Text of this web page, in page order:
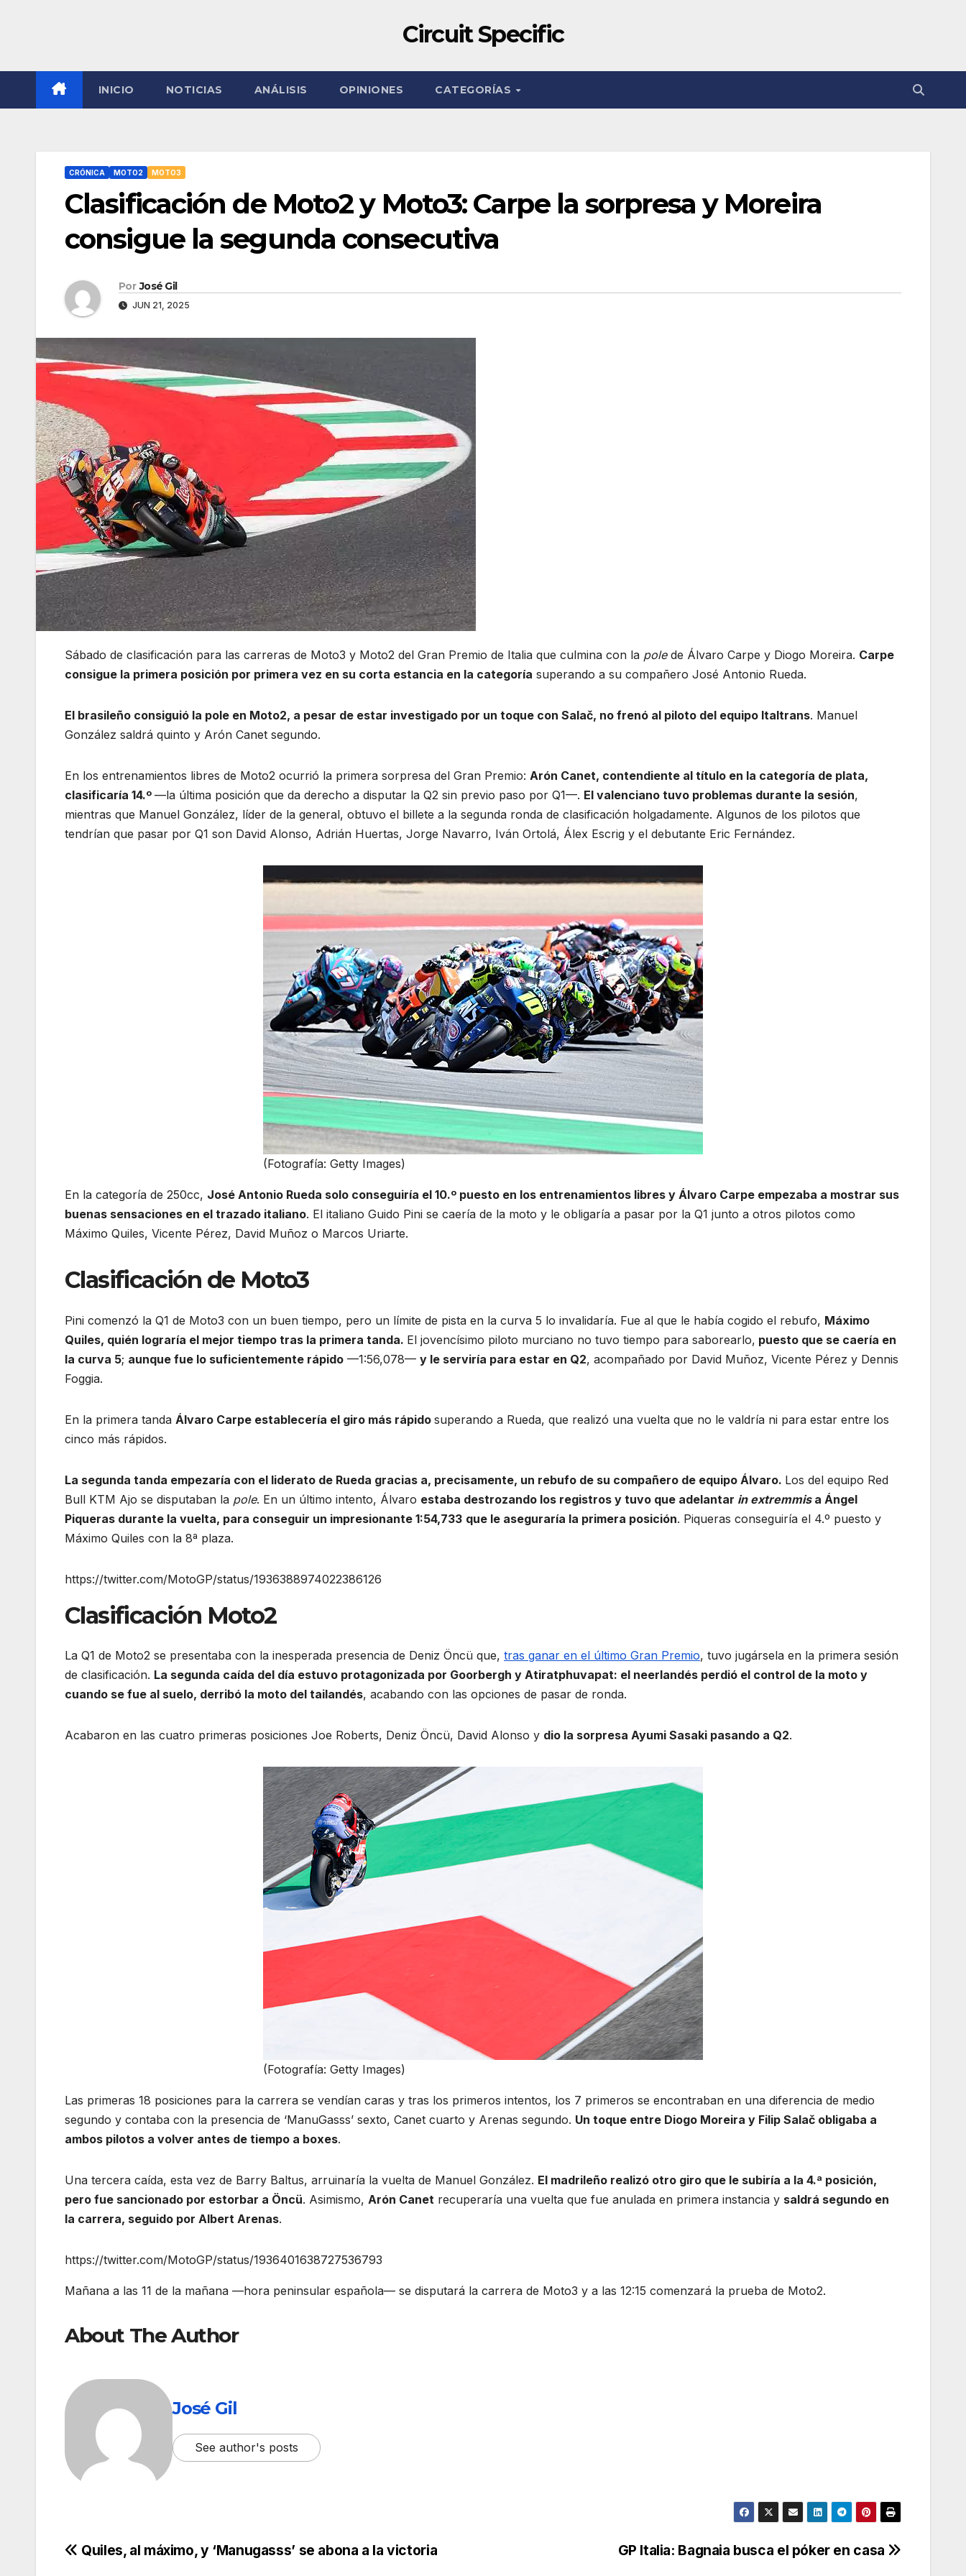
Circuit Specific
INICIO NOTICIAS ANÁLISIS OPINIONES CATEGORÍAS
CRÓNICA MOTO2 MOTO3
Clasificación de Moto2 y Moto3: Carpe la sorpresa y Moreira
consigue la segunda consecutiva
Por José Gil
JUN 21, 2025
Sábado de clasificación para las carreras de Moto3 y Moto2 del Gran Premio de Italia que culmina con la polede Álvaro Carpe y Diogo Moreira. Carpe
consigue la primera posición por primera vez en su corta estancia en la categoría superando a su compañero José Antonio Rueda.
El brasileño consiguió la pole en Moto2, a pesar de estar investigado por un toque con Salač, no frenó al piloto del equipo Italtrans. Manuel
González saldrá quinto y Arón Canet segundo.
En los entrenamientos libres de Moto2 ocurrió la primera sorpresa del Gran Premio: Arón Canet, contendiente al título en la categoría de plata,
clasificaría 14.º —la última posición que da derecho a disputar la Q2 sin previo paso por Q1—. El valenciano tuvo problemas durante la sesión,
mientras que Manuel González, líder de la general, obtuvo el billete a la segunda ronda de clasificación holgadamente. Algunos de los pilotos que
tendrían que pasar por Q1 son David Alonso, Adrián Huertas, Jorge Navarro, Iván Ortolá, Álex Escrig y el debutante Eric Fernández.
(Fotografía: Getty Images)
En la categoría de 250cc, José Antonio Rueda solo conseguiría el 10.º puesto en los entrenamientos libres y Álvaro Carpe empezaba a mostrar sus
buenas sensaciones en el trazado italiano. El italiano Guido Pini se caería de la moto y le obligaría a pasar por la Q1 junto a otros pilotos como
Máximo Quiles, Vicente Pérez, David Muñoz o Marcos Uriarte.
Clasificación de Moto3
Pini comenzó la Q1 de Moto3 con un buen tiempo, pero un límite de pista en la curva 5 lo invalidaría. Fue al que le había cogido el rebufo, Máximo
Quiles, quién lograría el mejor tiempo tras la primera tanda. El jovencísimo piloto murciano no tuvo tiempo para saborearlo, puesto que se caería en
la curva 5; aunque fue lo suficientemente rápido —1:56,078— y le serviría para estar en Q2, acompañado por David Muñoz, Vicente Pérez y Dennis
Foggia.
En la primera tanda Álvaro Carpe establecería el giro más rápido superando a Rueda, que realizó una vuelta que no le valdría ni para estar entre los
cinco más rápidos.
La segunda tanda empezaría con el liderato de Rueda gracias a, precisamente, un rebufo de su compañero de equipo Álvaro. Los del equipo Red
Bull KTM Ajo se disputaban la pole. En un último intento, Álvaro estaba destrozando los registros y tuvo que adelantar in extremmisa Ángel
Piqueras durante la vuelta, para conseguir un impresionante 1:54,733 que le aseguraría la primera posición. Piqueras conseguiría el 4.º puesto y
Máximo Quiles con la 8ª plaza.
https://twitter.com/MotoGP/status/1936388974022386126
Clasificación Moto2
La Q1 de Moto2 se presentaba con la inesperada presencia de Deniz Öncü que, tras ganar en el último Gran Premio, tuvo jugársela en la primera sesión
de clasificación. La segunda caída del día estuvo protagonizada por Goorbergh y Atiratphuvapat: el neerlandés perdió el control de la moto y
cuando se fue al suelo, derribó la moto del tailandés, acabando con las opciones de pasar de ronda.
Acabaron en las cuatro primeras posiciones Joe Roberts, Deniz Öncü, David Alonso y dio la sorpresa Ayumi Sasaki pasando a Q2.
(Fotografía: Getty Images)
Las primeras 18 posiciones para la carrera se vendían caras y tras los primeros intentos, los 7 primeros se encontraban en una diferencia de medio
segundo y contaba con la presencia de ‘ManuGasss’ sexto, Canet cuarto y Arenas segundo. Un toque entre Diogo Moreira y Filip Salač obligaba a
ambos pilotos a volver antes de tiempo a boxes.
Una tercera caída, esta vez de Barry Baltus, arruinaría la vuelta de Manuel González. El madrileño realizó otro giro que le subiría a la 4.ª posición,
pero fue sancionado por estorbar a Öncü. Asimismo, Arón Canet recuperaría una vuelta que fue anulada en primera instancia y saldrá segundo en
la carrera, seguido por Albert Arenas.
https://twitter.com/MotoGP/status/1936401638727536793
Mañana a las 11 de la mañana —hora peninsular española— se disputará la carrera de Moto3 y a las 12:15 comenzará la prueba de Moto2.
About The Author
José Gil
See author's posts
GP Italia: Bagnaia busca el póker en casa
Quiles, al máximo, y ‘Manugasss’ se abona a la victoria